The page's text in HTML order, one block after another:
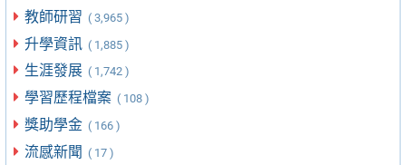
教師研習 ( 3,965 )
升學資訊 ( 1,885 )
生涯發展 ( 1,742 )
學習歷程檔案 ( 108 )
獎助學金 ( 166 )
流感新聞 ( 17 )